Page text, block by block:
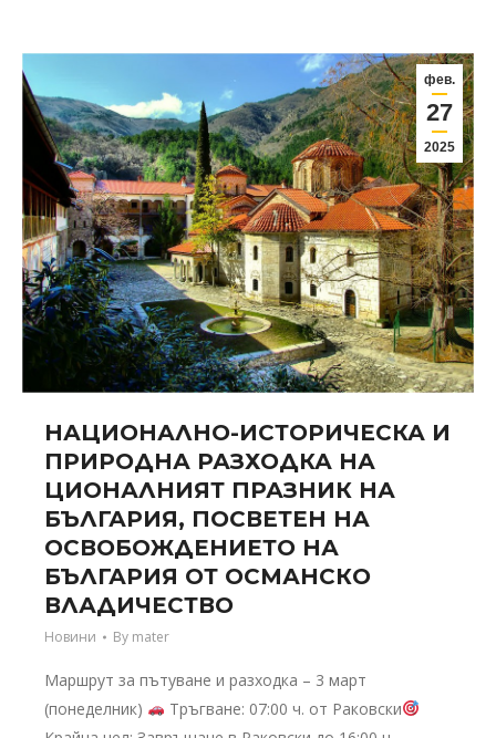
фев.
27
2025
НАЦИОНАЛНО-ИСТОРИЧЕСКА И
ПРИРОДНА РАЗХОДКА НА
ЦИОНАЛНИЯТ ПРАЗНИК НА
БЪЛГАРИЯ, ПОСВЕТЕН НА
ОСВОБОЖДЕНИЕТО НА
БЪЛГАРИЯ ОТ ОСМАНСКО
ВЛАДИЧЕСТВО
Новини By mater
Маршрут за пътуване и разходка – 3 март
(понеделник)
Тръгване: 07:00 ч. от Раковски